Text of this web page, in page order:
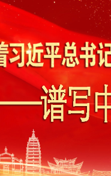
（总书记的